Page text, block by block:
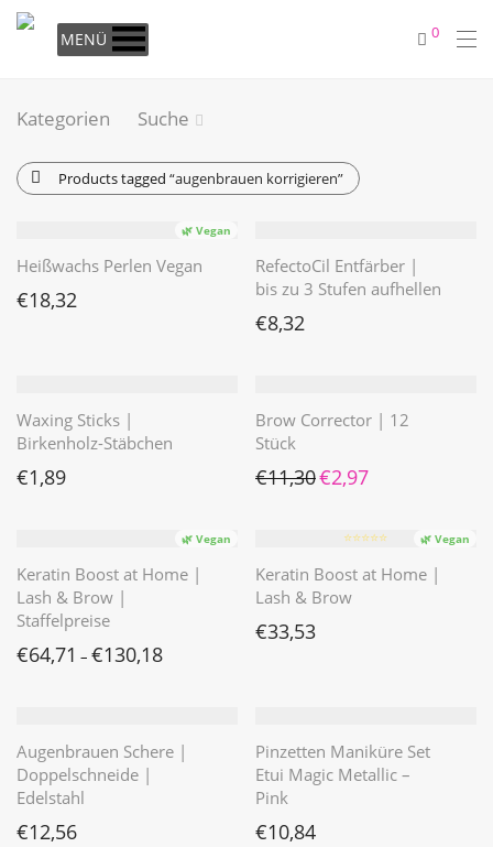
MENÜ 0
Kategorien Suche
Products tagged “augenbrauen korrigieren”
🌿 Vegan
Heißwachs Perlen Vegan
€18,32
RefectoCil Entfärber |
bis zu 3 Stufen aufhellen
€8,32
Waxing Sticks |
Birkenholz-Stäbchen
€1,89
Brow Corrector | 12
Stück
€11,30 Ursprünglicher Preis war:
€2,97Aktueller Preis ist:
🌿 Vegan
Keratin Boost at Home |
Lash & Brow |
Staffelpreise
€64,71 – €130,18
⭐️⭐️⭐️⭐️⭐️ 🌿 Vegan
Keratin Boost at Home |
Lash & Brow
€33,53
Augenbrauen Schere |
Doppelschneide |
Edelstahl
€12,56
Pinzetten Maniküre Set
Etui Magic Metallic –
Pink
€10,84